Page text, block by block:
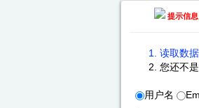
提示信息
读取数
您还不
用户名